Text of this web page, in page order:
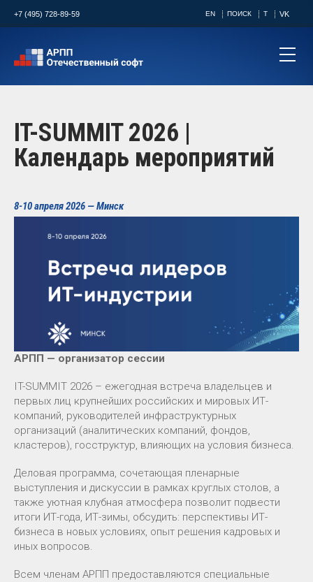
+7 (495) 728-89-59 EN ПОИСК T VK
IT-SUMMIT 2026 |
Календарь мероприятий
8-10 апреля 2026 — Минск
АРПП — организатор сессии
IT-SUMMIT 2026 – ежегодная встреча владельцев и
первых лиц крупнейших российских и мировых ИТ-
компаний, руководителей инфраструктурных
организаций (аналитических компаний, фондов,
кластеров), госструктур, влияющих на условия бизнеса.
Деловая программа, сочетающая пленарные
выступления и дискуссии в рамках круглых столов, а
также уютная клубная атмосфера позволит подвести
итоги ИТ-года, ИТ-зимы, обсудить: перспективы ИТ-
бизнеса в новых условиях, опыт решения кадровых и
иных вопросов.
Всем членам АРПП предоставляются специальные